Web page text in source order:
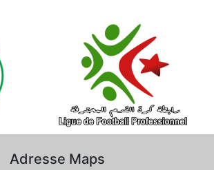
Adresse Maps